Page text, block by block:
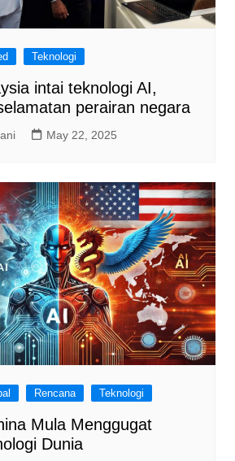
Teknologi
intai teknologi AI,
perairan negara
May 22, 2025
Rencana Teknologi
Mula Menggugat
Dunia